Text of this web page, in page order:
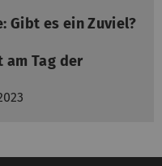
Gibt es ein Zuviel?
Tag der